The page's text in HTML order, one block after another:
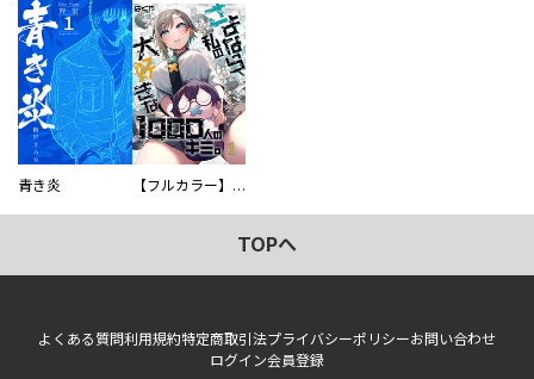
青き炎 【フルカラー】さよなら、私の大好きな１０００人のキミ。
TOPへ
よくある質問利用規約特定商取引法プライバシーポリシーお問い合わせ
ログイン会員登録